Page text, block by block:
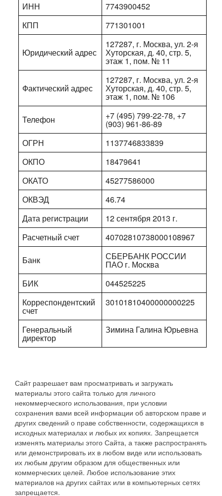
ИНН
7743900452
КПП
771301001
Юридический адрес
127287, г. Москва, ул. 2-я
Хуторская, д. 40, стр. 5,
этаж 1, пом. № 11
Фактический адрес
127287, г. Москва, ул. 2-я
Хуторская, д. 40, стр. 5,
этаж 1, пом. № 106
Телефон
+7 (495) 799-22-78, +7
(903) 961-86-89
ОГРН
1137746833839
ОКПО
18479641
ОКАТО
45277586000
ОКВЭД
46.74
Дата регистрации
12 сентября 2013 г.
Расчетный счет
40702810738000108967
Банк
СБЕРБАНК РОССИИ
ПАО г. Москва
БИК
044525225
Корреспондентский
счет
30101810400000000225
Генеральный
директор
Зимина Галина Юрьевна
Сайт разрешает вам просматривать и загружать
материалы этого сайта только для личного
некоммерческого использования, при условии
сохранения вами всей информации об авторском праве и
других сведений о праве собственности, содержащихся в
исходных материалах и любых их копиях. Запрещается
изменять материалы этого Сайта, а также распространять
или демонстрировать их в любом виде или использовать
их любым другим образом для общественных или
коммерческих целей. Любое использование этих
материалов на других сайтах или в компьютерных сетях
запрещается.